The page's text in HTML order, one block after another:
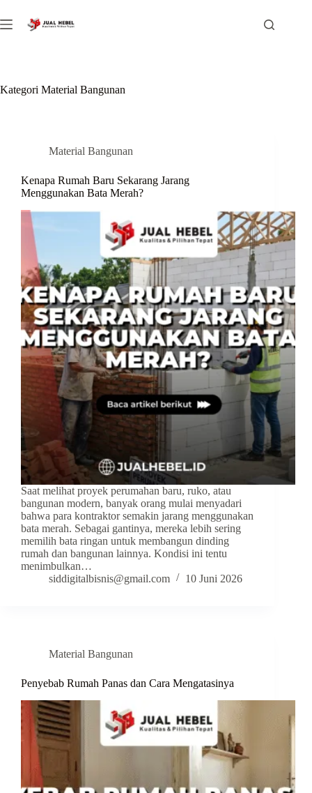
to
content
Kategori Material Bangunan
Material Bangunan
Kenapa Rumah Baru Sekarang Jarang
Menggunakan Bata Merah?
Saat melihat proyek perumahan baru, ruko, atau
bangunan modern, banyak orang mulai menyadari
bahwa para kontraktor semakin jarang menggunakan
bata merah. Sebagai gantinya, mereka lebih sering
memilih bata ringan untuk membangun dinding
rumah dan bangunan lainnya. Kondisi ini tentu
menimbulkan…
siddigitalbisnis@gmail.com
10 Juni 2026
Material Bangunan
Penyebab Rumah Panas dan Cara Mengatasinya